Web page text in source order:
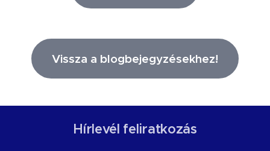
Vissza a blogbejegyzésekhez!
Hírlevél feliratkozás